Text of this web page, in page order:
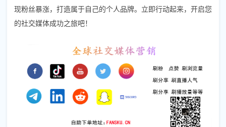
现粉丝暴涨，打造属于自己的个人品牌。立即行动起来，开启您
的社交媒体成功之旅吧！